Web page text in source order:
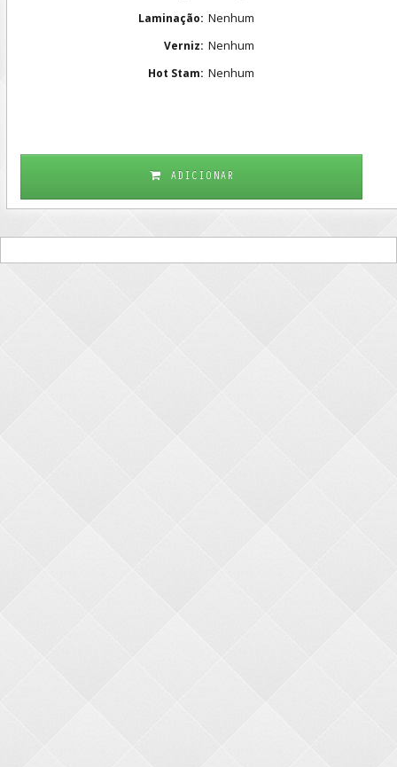
Laminação: Nenhum
Verniz: Nenhum
Hot Stam: Nenhum
ADICIONAR